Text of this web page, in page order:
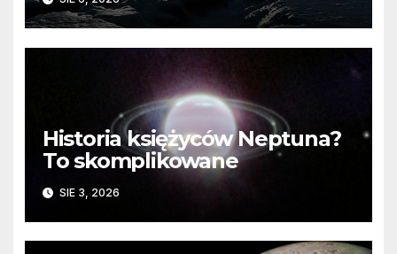
Historia księżyców Neptuna?
To skomplikowane
SIE 3, 2026